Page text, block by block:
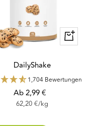
DailyShake
1,704 Bewertungen
Angebotspreis
Ab 2,99 €
62,20 €/kg